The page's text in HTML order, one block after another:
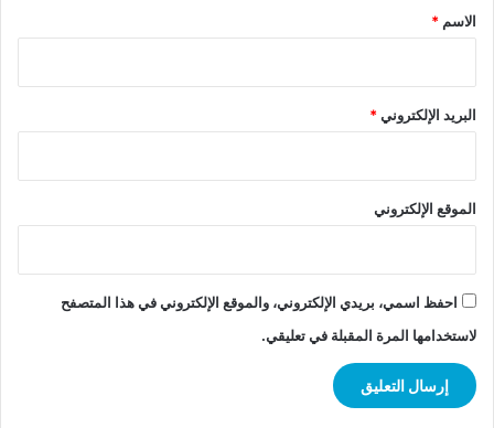
*
الاسم *
البريد الإلكتروني*
الموقع الإلكتروني
احفظ اسمي، بريدي الإلكتروني، والموقع الإلكتروني في هذا المتصفح
لاستخدامها المرة المقبلة في تعليقي.